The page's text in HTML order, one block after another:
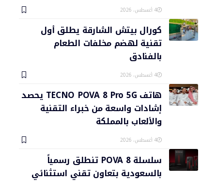
4 أغسطس، 2026
كورال بيتش الشارقة يطلق أول
تقنية لهضم مخلفات الطعام
بالفنادق
4 أغسطس، 2026
هاتف TECNO POVA 8 Pro 5G يحصد
إشادات واسعة من خبراء التقنية
والألعاب بالمملكة
4 أغسطس، 2026
سلسلة POVA 8 تنطلق رسمياً
بالسعودية بتعاون تقني استثنائي